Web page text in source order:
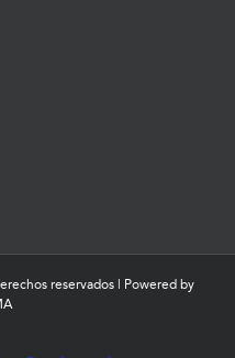
reservados | Powered by